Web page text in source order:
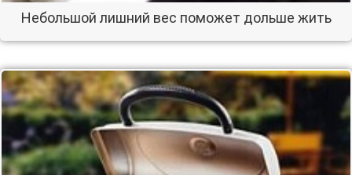
Небольшой лишний вес поможет дольше жить